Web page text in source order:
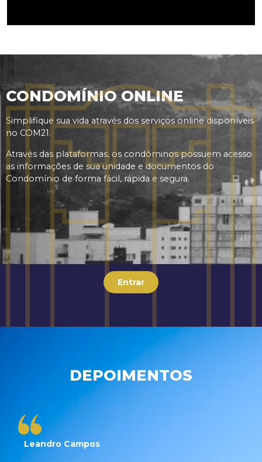
CONDOMÍNIO ONLINE
Simplifique sua vida através dos serviços online disponíveis
no COM21.
Através das plataformas, os condôminos possuem acesso
as informações de sua unidade e documentos do
Condomínio de forma fácil, rápida e segura.
Entrar
DEPOIMENTOS
Leandro Campos